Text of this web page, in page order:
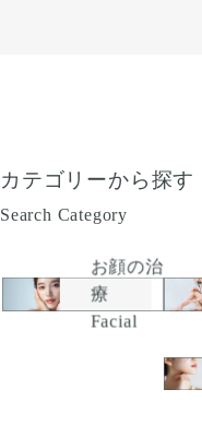
カテゴリーから探す
Search Category
お顔の治
療
Facial